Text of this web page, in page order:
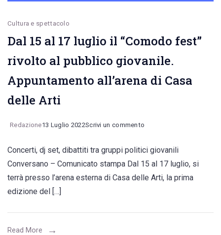
Cultura e spettacolo
Dal 15 al 17 luglio il “Comodo fest”
rivolto al pubblico giovanile.
Appuntamento all’arena di Casa
delle Arti
Redazione13 Luglio 2022Scrivi un commento
15
al
il
Concerti, dj set, dibattiti tra gruppi politici giovanili
Conversano – Comunicato stampa Dal 15 al 17 luglio, si
terrà presso l’arena esterna di Casa delle Arti, la prima
edizione del […]
Read More